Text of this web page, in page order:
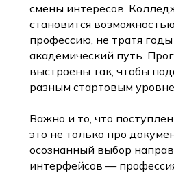
смены интересов.
становится
профессию, не тратя
академический путь.
выстроены так, чтобы
разным стартовым
Важно и то, что
это не только про
осознанный выбор
интерфейсов —